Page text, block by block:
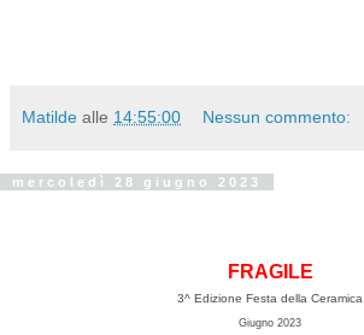
Matilde alle 14:55:00 Nessun commento:
mercoledì 28 giugno 2023
FRAGILE
3^ Edizione Festa della Ceramica
Giugno 2023